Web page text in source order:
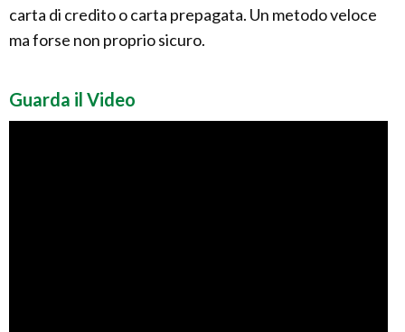
carta di credito o carta prepagata. Un metodo veloce
ma forse non proprio sicuro.
Guarda il Video